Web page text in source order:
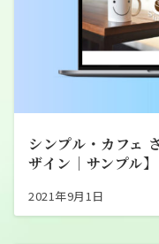
シンプル・カフェ
ザイン｜サンプル】
2021年9月1日